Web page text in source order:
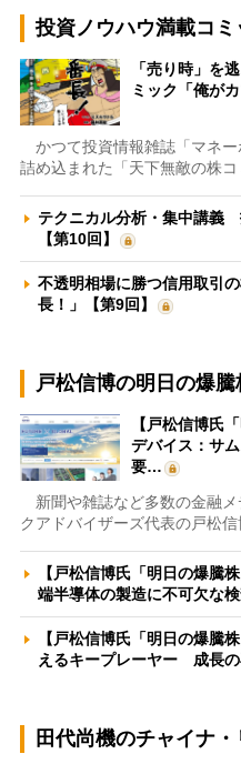
投資ノウハウ満載コミ
「売り時」を
ミック「俺が
かつて投資情報雑誌「マネ
詰め込まれた「天下無敵の株
テクニカル分析・集中講義
【第10回】
不透明相場に勝つ信用取引
長！」【第9回】
戸松信博の明日の爆騰
【戸松信博氏
デバイス：サ
要…
新聞や雑誌など多数の金融
クアドバイザーズ代表の戸松
【戸松信博氏「明日の爆騰
端半導体の製造に不可欠な
【戸松信博氏「明日の爆騰
えるキープレーヤー 成長
田代尚機のチャイナ